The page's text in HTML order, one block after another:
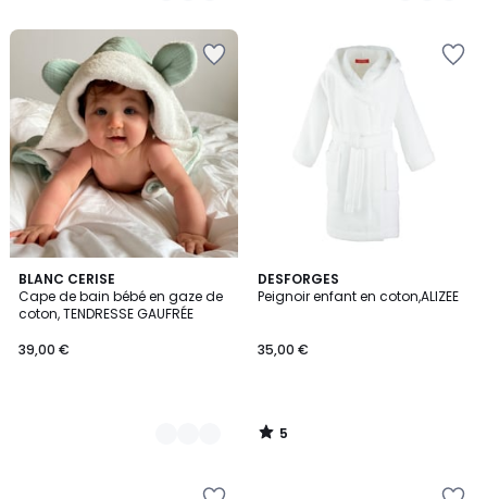
BLANC CERISE
Cape de bain bébé en gaze de
coton, TENDRESSE GAUFRÉE
39,00 €
3
Couleurs
DESFORGES
Peignoir enfant en coton,ALIZEE
35,00 €
5
/
5
/